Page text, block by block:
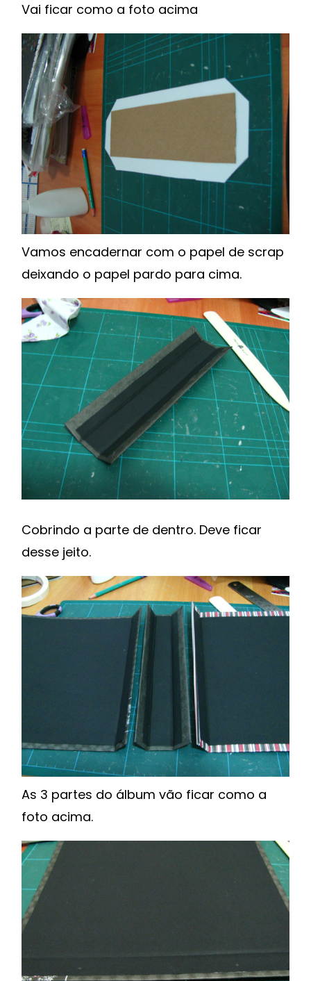
Vai ficar como a foto acima
Vamos encadernar com o papel de scrap
deixando o papel pardo para cima.
Cobrindo a parte de dentro. Deve ficar
desse jeito.
As 3 partes do álbum vão ficar como a
foto acima.